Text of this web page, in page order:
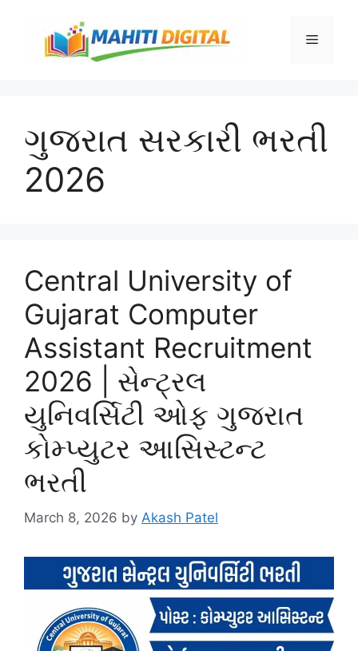
Menu
ગુજરાત સરકારી ભરતી
2026
Central University of
Gujarat Computer
Assistant Recruitment
2026 | સેન્ટ્રલ
યુનિવર્સિટી ઓફ ગુજરાત
કોમ્પ્યુટર આસિસ્ટન્ટ
ભરતી
March 8, 2026 by Akash Patel